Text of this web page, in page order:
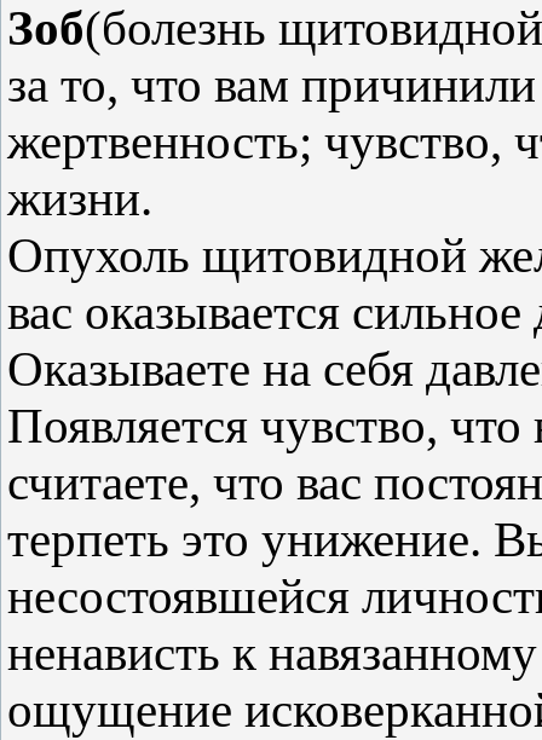
Зоб(болезнь
за то, что вам
жертвенность; чувство,
жизни.
Опухоль щитовидной
вас оказывается
Оказываете на себя
Появляется чувство,
считаете, что вас
терпеть это унижение.
несостоявшейся
ненависть к
ощущение